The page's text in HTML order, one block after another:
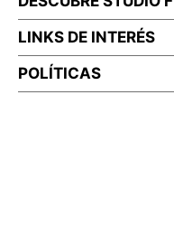
LINKS DE INTERÉS
POLÍTICAS